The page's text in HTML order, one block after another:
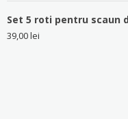
Set 5 roti pentru scaun
39,00lei